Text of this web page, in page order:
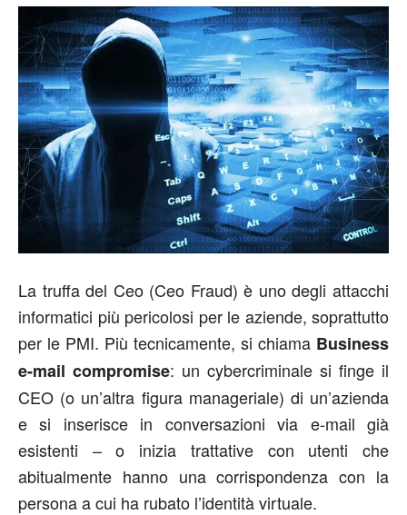
La truffa del Ceo (Ceo Fraud) è uno degli attacchi
informatici più pericolosi per le aziende, soprattutto
per le PMI. Più tecnicamente, si chiama Business
e-mail compromise: un cybercriminale si finge il
CEO (o un’altra figura manageriale) di un’azienda
e si inserisce in conversazioni via e-mail già
esistenti – o inizia trattative con utenti che
abitualmente hanno una corrispondenza con la
persona a cui ha rubato l’identità virtuale.